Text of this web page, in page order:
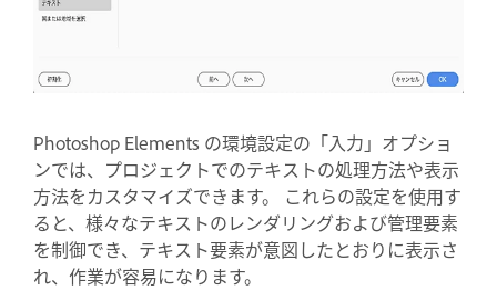
Photoshop Elements の環境設定の「入力」オプショ
ンでは、プロジェクトでのテキストの処理方法や表示
方法をカスタマイズできます。 これらの設定を使用す
ると、様々なテキストのレンダリングおよび管理要素
を制御でき、テキスト要素が意図したとおりに表示さ
れ、作業が容易になります。